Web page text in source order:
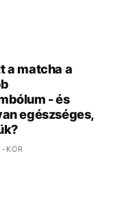
a matcha a
- és
egészséges,
KOR